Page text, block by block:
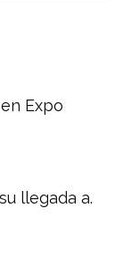
Expo
llegada a.